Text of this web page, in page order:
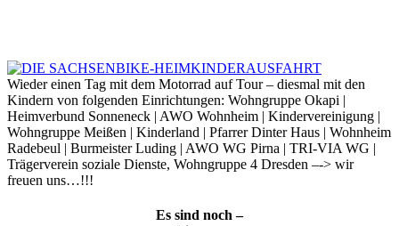
Wieder einen Tag mit dem Motorrad auf Tour – diesmal mit den
Kindern von folgenden Einrichtungen: Wohngruppe Okapi |
Heimverbund Sonneneck | AWO Wohnheim | Kindervereinigung |
Wohngruppe Meißen | Kinderland | Pfarrer Dinter Haus | Wohnheim
Radebeul | Burmeister Luding | AWO WG Pirna | TRI-VIA WG |
Trägerverein soziale Dienste, Wohngruppe 4 Dresden –-> wir
freuen uns…!!!
Es sind noch –